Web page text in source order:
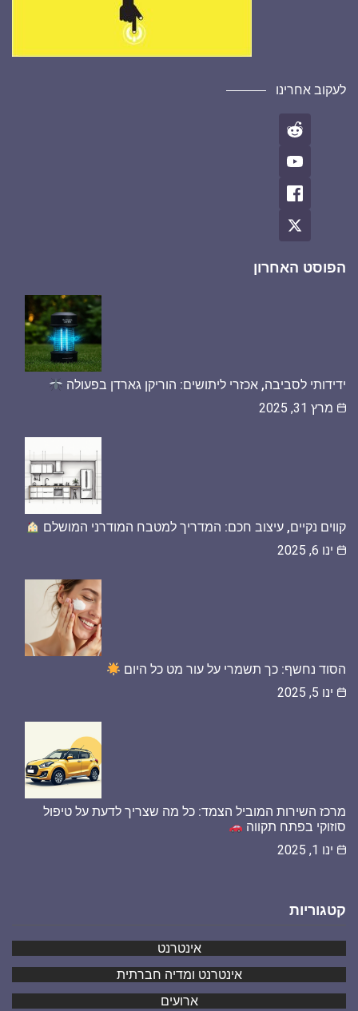
לעקוב אחרינו
הפוסט האחרון
ידידותי לסביבה, אכזרי ליתושים: הוריקן גארדן בפעולה
מרץ 31, 2025
קווים נקיים, עיצוב חכם: המדריך למטבח המודרני המושלם
ינו 6, 2025
הסוד נחשף: כך תשמרי על עור מט כל היום
ינו 5, 2025
מרכז השירות המוביל הצמד: כל מה שצריך לדעת על טיפול
סוזוקי בפתח תקווה
ינו 1, 2025
קטגוריות
אינטרנט
אינטרנט ומדיה חברתית
ארועים